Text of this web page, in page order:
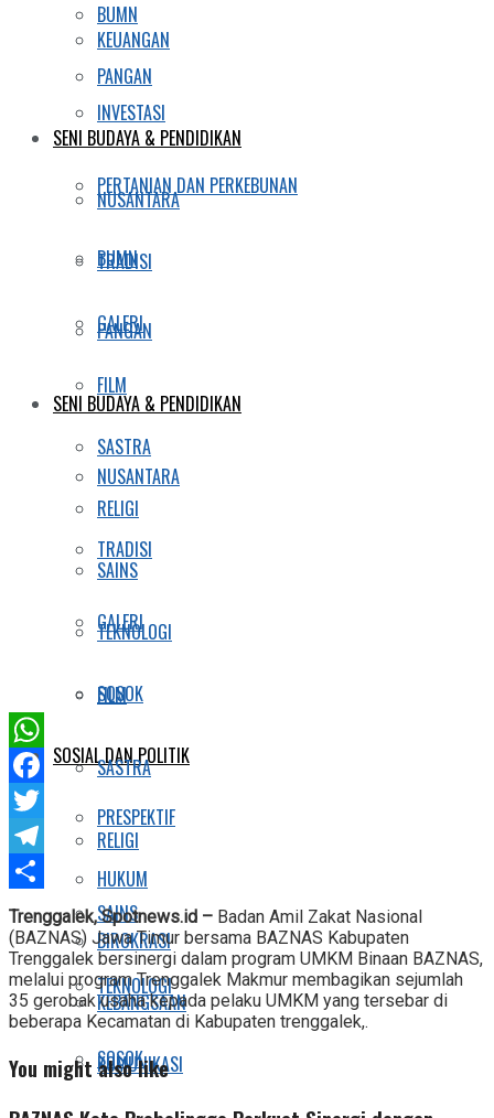
BUMN
PANGAN
SENI BUDAYA & PENDIDIKAN
NUSANTARA
TRADISI
GALERI
FILM
SASTRA
RELIGI
SAINS
TEKNOLOGI
SOSOK
SOSIAL DAN POLITIK
PRESPEKTIF
HUKUM
BIROKRASI
KEBANGSAAN
KOMUNIKASI
KEUANGAN
INVESTASI
PERTANIAN DAN PERKEBUNAN
BUMN
PANGAN
SENI BUDAYA & PENDIDIKAN
NUSANTARA
TRADISI
GALERI
FILM
SASTRA
RELIGI
SAINS
TEKNOLOGI
SOSOK
WhatsApp
Facebook
Twitter
Telegram
Share
Trenggalek, Spotnews.id – Badan Amil Zakat Nasional
(BAZNAS) Jawa Timur bersama BAZNAS Kabupaten
Trenggalek bersinergi dalam program UMKM Binaan BAZNAS,
melalui program Trenggalek Makmur membagikan sejumlah
35 gerobak usaha kepada pelaku UMKM yang tersebar di
beberapa Kecamatan di Kabupaten trenggalek,.
You might also like